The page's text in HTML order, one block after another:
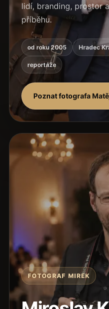
lidí, branding, prostor
příběhu.
od roku 2005 Hradec
reportáže
Poznat fotografa
FOTOGRAF MIREK